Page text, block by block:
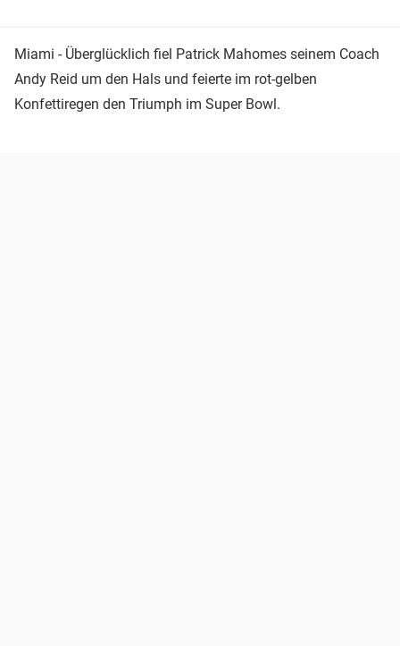
Miami - Überglücklich fiel Patrick Mahomes seinem Coach
Andy Reid um den Hals und feierte im rot-gelben
Konfettiregen den Triumph im Super Bowl.